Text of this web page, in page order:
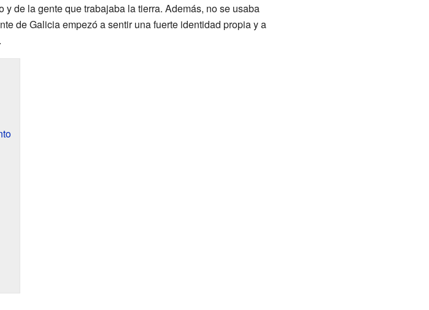
de la gente que trabajaba la tierra. Además, no se usaba
de Galicia empezó a sentir una fuerte identidad propia y a